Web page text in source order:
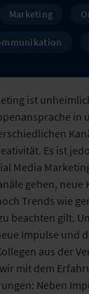
Marketing
ist
in
Es ist
Media
gehen, neue
Trends wie
beachten gilt.
Impulse und
aus der
mit dem
Neben